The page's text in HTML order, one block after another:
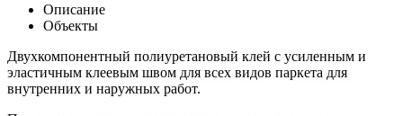
Описание
Объекты
Двухкомпонентный полиуретановый клей с усиленным и
эластичным клеевым швом для всех видов паркета для
внутренних и наружных работ.